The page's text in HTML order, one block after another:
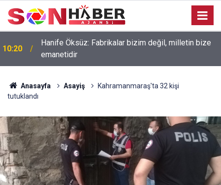
10:20
Hanife Öksüz: Fabrikalar bizim değil, milletin bize
emanetidir
Anasayfa Asayiş
Kahramanmaraş'ta 32 kişi
tutuklandı